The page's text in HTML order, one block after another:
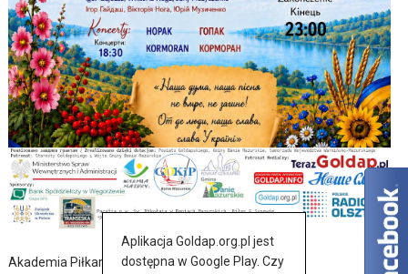
Akademia Piłkarska nie próżnuje
Aplikacja Goldap.org.pl jest
dostępna w Google Play. Czy